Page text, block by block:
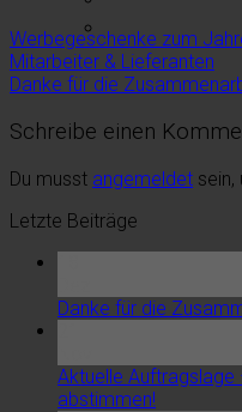
Werbegeschenke zum
Mitarbeiter & Lieferanten
Danke für die
Schreibe einen
Du musst angemeldet sein,
Letzte Beiträge
Danke für die
Aktuelle
abstimmen!